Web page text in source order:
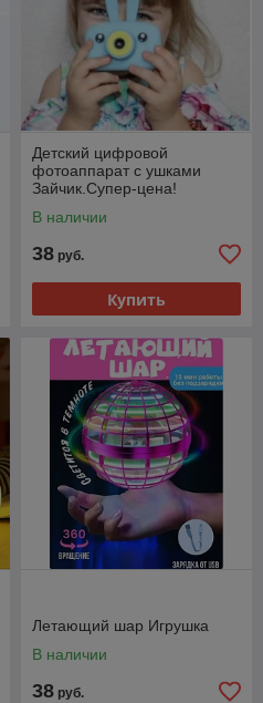
Детский цифровой
фотоаппарат с ушками
Зайчик.Супер-цена!
В наличии
38 руб.
Купить
Летающий шар Игрушка
В наличии
38 руб.